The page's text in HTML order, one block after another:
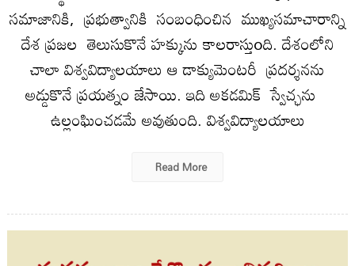
సమాజానికి, ప్రభుత్వానికి సంబంధించిన ముఖ్యసమాచారాన్ని
దేశ ప్రజల తెలుసుకొనే హక్కును కాలరాస్తుoది. దేశంలోని
చాలా విశ్వవిద్యాలయాలు ఆ డాక్యుమెంటరీ ప్రదర్శనను
అడ్డుకొనే ప్రయత్నం జేసాయి. ఇది అకడమిక్ స్వేచ్ఛను
ఉల్లంఘించడమే అవుతుంది. విశ్వవిద్యాలయాలు
Read More